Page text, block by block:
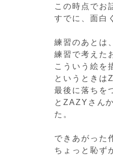
この時点でお
すでに、面白
練習のあとは
練習で考えた
こういう絵を
というときは
最後に落ちを
とZAZYさん
た。
できあがった
ちょっと恥ず